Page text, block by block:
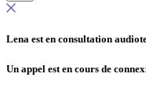
Lena est en consultation
Un appel est en cours de